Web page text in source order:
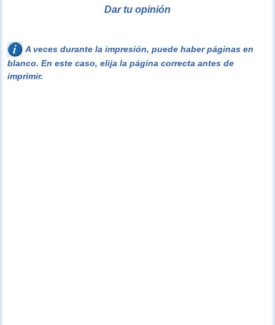
Dar tu opinión
A veces durante la impresión, puede haber páginas en
blanco. En este caso, elija la página correcta antes de
imprimir.